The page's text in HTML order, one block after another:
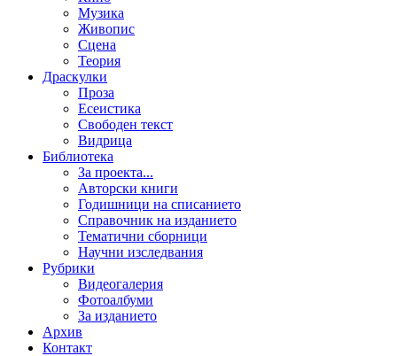
Музика
Живопис
Сцена
Теория
Драскулки
Проза
Есеистика
Свободен текст
Видрица
Библиотека
За проекта...
Авторски книги
Годишници на списанието
Справочник на изданието
Тематични сборници
Научни изследвания
Рубрики
Видеогалерия
Фотоалбуми
За изданието
Архив
Контакт